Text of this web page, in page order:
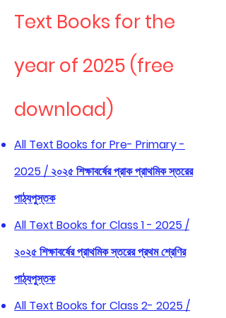
Text Books for the
year of 2025 (free
download)
All Text Books for Pre- Primary -
2025 / ২০২৫ শিক্ষাবর্ষের প্রাক প্রাথমিক স্তরের
পাঠ্যপুস্তক
All Text Books for Class 1 - 2025 /
২০২৫ শিক্ষাবর্ষের প্রাথমিক স্তরের প্রথম শ্রেণির
পাঠ্যপুস্তক
All Text Books for Class 2- 2025 /